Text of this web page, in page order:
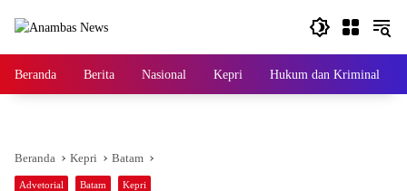
Beranda Berita Nasional Kepri Hukum dan Kriminal
Beranda Kepri Batam
Advetorial Batam Kepri